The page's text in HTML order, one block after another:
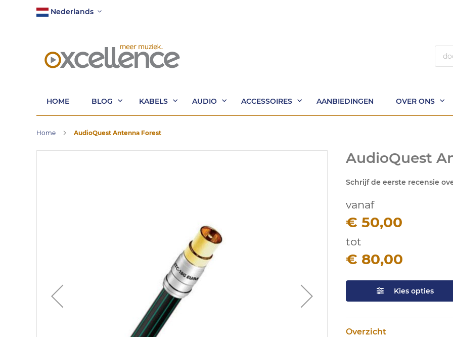
naarNederlands
HOME BLOG KABELS AUDIO ACCESSOIRES AANBIEDINGEN OVER ONS
Home AudioQuest Antenna Forest
AudioQuest
Schrijf de eerste recensie
vanaf
€ 50,00
tot
€ 80,00
Kies opties
Overzicht